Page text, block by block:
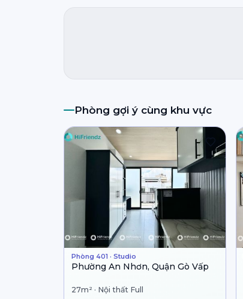
Phòng gợi ý cùng khu vực
Phòng 401 · Studio
Phường An Nhơn, Quận Gò Vấp
27m² · Nội thất Full